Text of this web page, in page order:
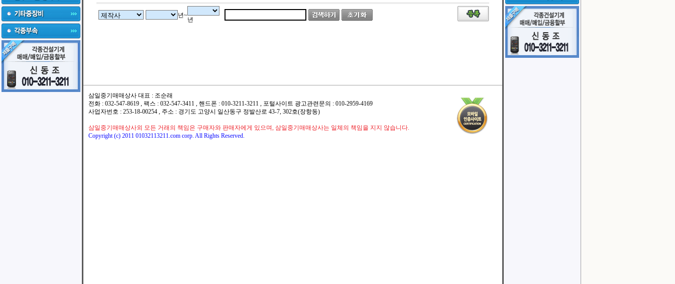
년~
년
삼일중기매매상사 대표 : 조순래
전화 : 032-547-8619 , 팩스 : 032-547-3411 , 핸드폰 : 010-3211-3211 , 포털사이트 광고관련문의 : 010-2959-4169
사업자번호 : 253-18-00254 , 주소 : 경기도 고양시 일산동구 정발산로 43-7, 302호(장항동)
삼일중기매매상사외 모든 거래의 책임은 구매자와 판매자에게 있으며, 삼일중기매매상사는 일체의 책임을 지지 않습니다.
Copyright (c) 2011 01032113211.com corp. All Rights Reserved.